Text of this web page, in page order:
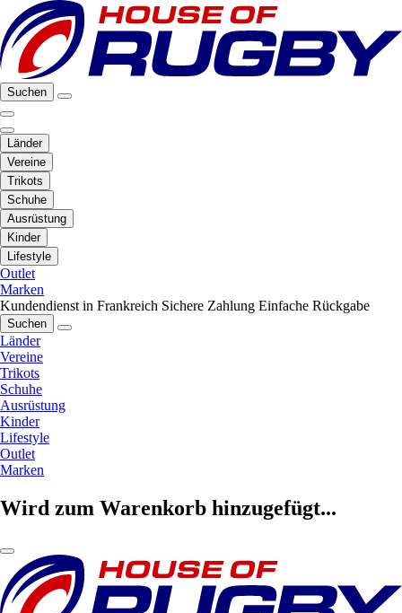
Suchen
Länder
Vereine
Trikots
Schuhe
Ausrüstung
Kinder
Lifestyle
Outlet
Marken
Kundendienst in Frankreich Sichere Zahlung Einfache Rückgabe
Suchen
Länder
Vereine
Trikots
Schuhe
Ausrüstung
Kinder
Lifestyle
Outlet
Marken
Wird zum Warenkorb hinzugefügt...